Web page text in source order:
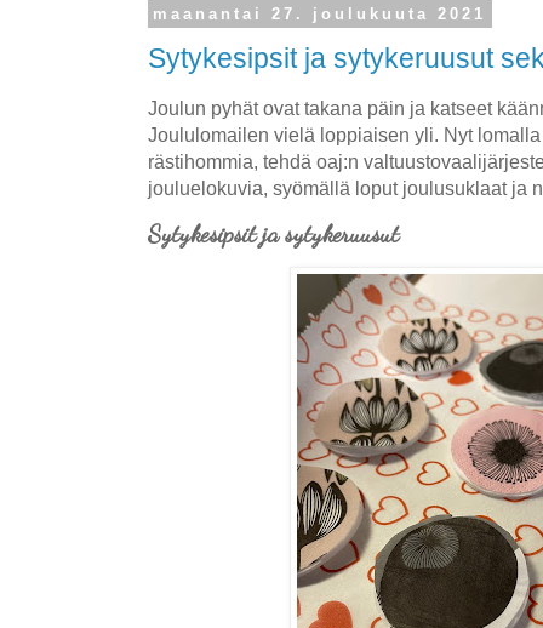
maanantai 27. joulukuuta 2021
Sytykesipsit ja sytykeruusut
Joulun pyhät ovat takana päin ja katseet
Joululomailen vielä loppiaisen yli. Nyt
rästihommia, tehdä oaj:n
jouluelokuvia, syömällä loput joulusuklaat ja
Sytykesipsit ja sytykeruusut